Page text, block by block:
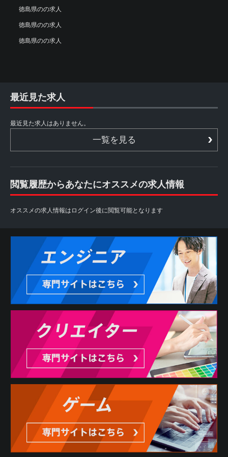
徳島県のの求人
徳島県のの求人
徳島県のの求人
最近見た求人
最近見た求人はありません。
一覧を見る
閲覧履歴からあなたにオススメの求人情報
オススメの求人情報はログイン後に閲覧可能となります